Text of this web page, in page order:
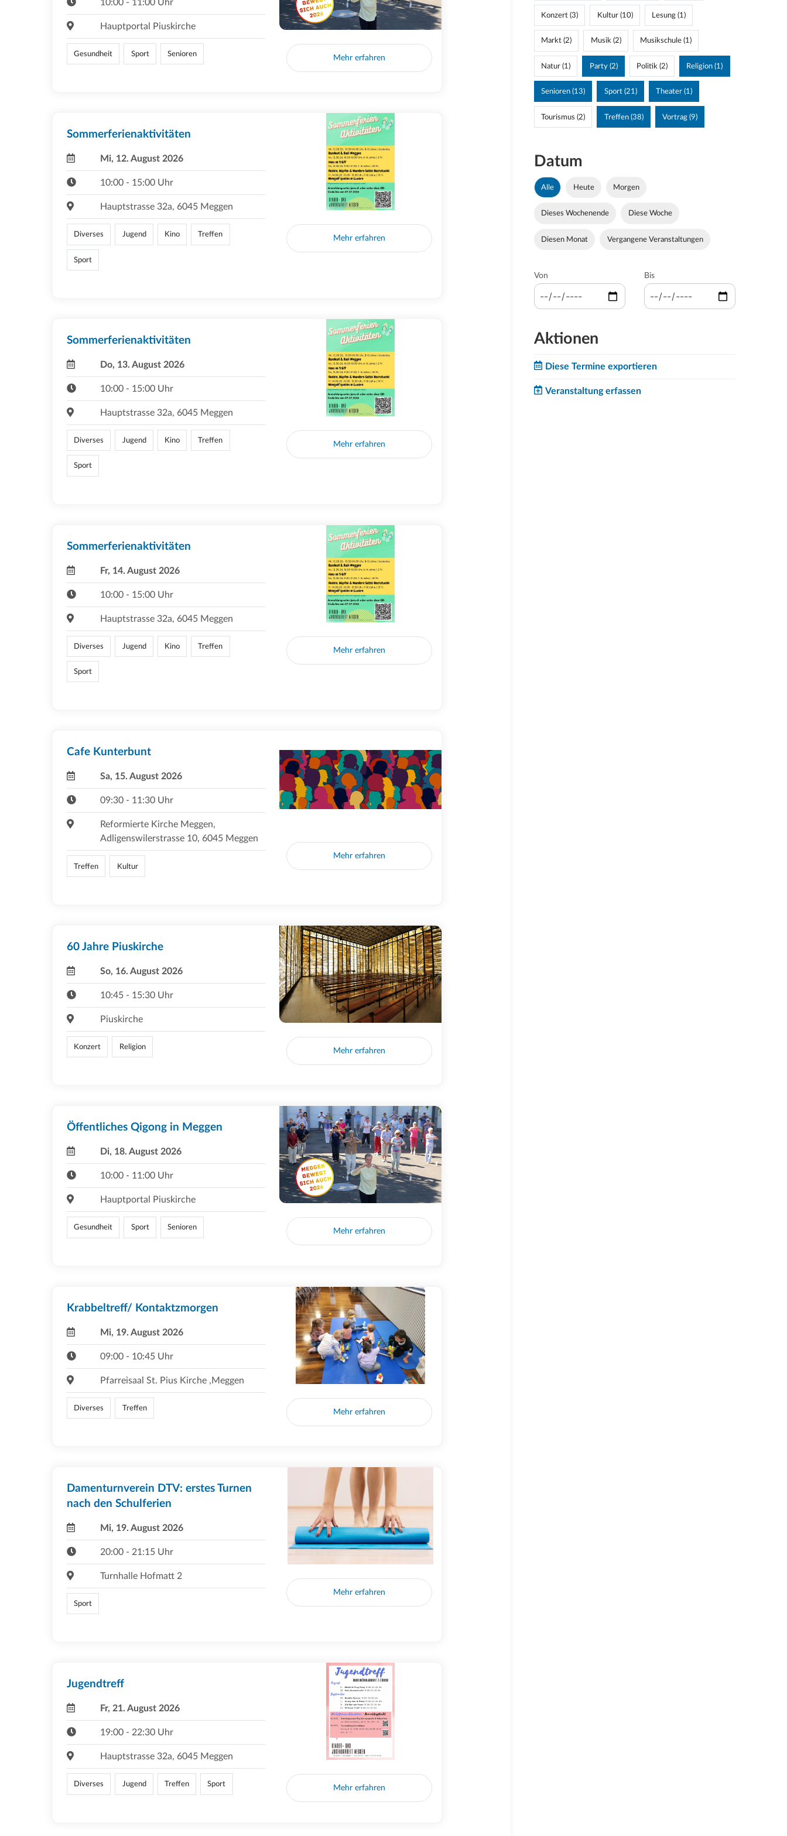
10:00 - 11:00 Uhr
Hauptportal Piuskirche
Gesundheit Sport Senioren Mehr erfahren
Sommerferienaktivitäten
Mi, 12. August 2026
10:00 - 15:00 Uhr
Hauptstrasse 32a, 6045 Meggen
Diverses Jugend Kino Treffen
Sport
Mehr erfahren
Sommerferienaktivitäten
Do, 13. August 2026
10:00 - 15:00 Uhr
Hauptstrasse 32a, 6045 Meggen
Diverses Jugend Kino Treffen
Sport
Mehr erfahren
Sommerferienaktivitäten
Fr, 14. August 2026
10:00 - 15:00 Uhr
Hauptstrasse 32a, 6045 Meggen
Diverses Jugend Kino Treffen
Sport
Mehr erfahren
Cafe Kunterbunt
Sa, 15. August 2026
09:30 - 11:30 Uhr
Reformierte Kirche Meggen,
Adligenswilerstrasse 10, 6045 Meggen
Treffen Kultur
Mehr erfahren
60 Jahre Piuskirche
So, 16. August 2026
10:45 - 15:30 Uhr
Piuskirche
Konzert Religion Mehr erfahren
Öffentliches Qigong in Meggen
Di, 18. August 2026
10:00 - 11:00 Uhr
Hauptportal Piuskirche
Gesundheit Sport Senioren Mehr erfahren
Krabbeltreff/ Kontaktzmorgen
Mi, 19. August 2026
09:00 - 10:45 Uhr
Pfarreisaal St. Pius Kirche ,Meggen
Diverses Treffen Mehr erfahren
Damenturnverein DTV: erstes Turnen
nach den Schulferien
Mi, 19. August 2026
20:00 - 21:15 Uhr
Turnhalle Hofmatt 2
Sport
Mehr erfahren
Jugendtreff
Fr, 21. August 2026
19:00 - 22:30 Uhr
Hauptstrasse 32a, 6045 Meggen
Diverses Jugend Treffen Sport Mehr erfahren
Konzert (3) Kultur (10) Lesung (1)
Markt (2) Musik (2) Musikschule (1)
Natur (1) Party (2) Politik (2) Religion (1)
Senioren (13) Sport (21) Theater (1)
Tourismus (2) Treffen (38) Vortrag (9)
Datum
Alle Heute Morgen
Dieses Wochenende Diese Woche
Diesen Monat Vergangene Veranstaltungen
Von Bis
Aktionen
Diese Termine exportieren
Veranstaltung erfassen